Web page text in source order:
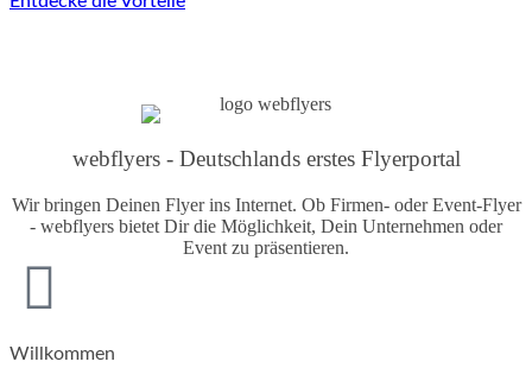
webflyers - Deutschlands erstes Flyerportal
Wir bringen Deinen Flyer ins Internet. Ob Firmen- oder Event-Flyer
- webflyers bietet Dir die Möglichkeit, Dein Unternehmen oder
Event zu präsentieren.
Willkommen